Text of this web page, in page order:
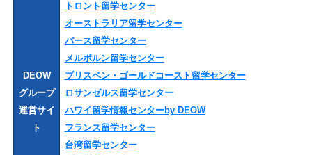
DEOW
グループ
運営サイ
ト
トロント留学センター
オーストラリア留学センター
パース留学センター
メルボルン留学センター
ブリスベン・ゴールドコースト留学センター
ロサンゼルス留学センター
ハワイ留学情報センターby DEOW
フランス留学センター
台湾留学センター